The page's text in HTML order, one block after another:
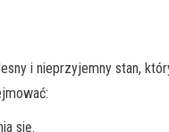
i nieprzyjemny stan,
się.